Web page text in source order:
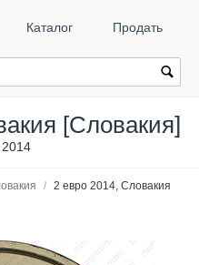
Каталог Продать
[Словакия]
/ 2 евро 2014, Словакия